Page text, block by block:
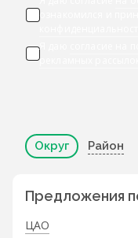
ознакомился и
Я даю
рекламных рассылок
Округ Район
Предложения
ЦАО